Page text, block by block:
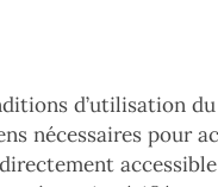
d’utilisation
nécessaires pour